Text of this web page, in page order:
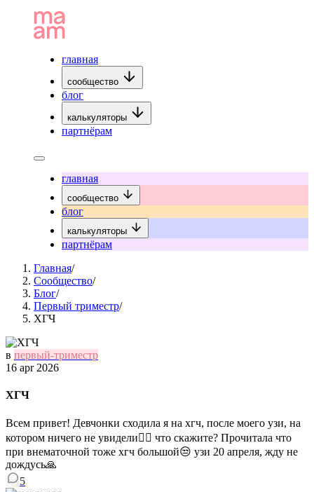
главная
сообщество
блог
калькуляторы
партнёрам
главная
сообщество
блог
калькуляторы
партнёрам
Главная/
Сообщество/
Блог/
Первый триместр/
ХГЧ
в первый-триместр
16 apr 2026
ХГЧ
Всем привет! Девчонки сходила я на хгч, после моего узи, на
котором ничего не увидели🤦‍♀️ что скажите? Прочитала что
при внематочной тоже хгч большой😒 узи 20 апреля, жду не
дождусь🙏
5